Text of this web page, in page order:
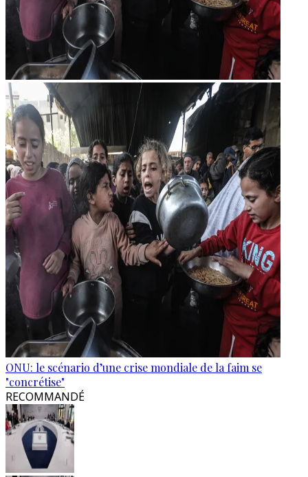
ONU: le scénario d’une crise mondiale de la faim se
"concrétise"
RECOMMANDÉ